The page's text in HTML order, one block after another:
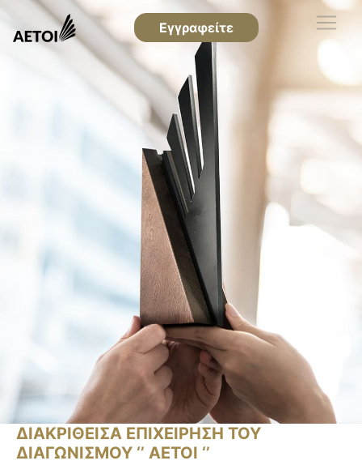
Εγγραφείτε
ΔΙΑΚΡΙΘΕΙΣΑ ΕΠΙΧΕΙΡΗΣΗ ΤΟΥ
ΔΙΑΓΩΝΙΣΜΟΥ ‘’ ΑΕΤΟΙ ‘’